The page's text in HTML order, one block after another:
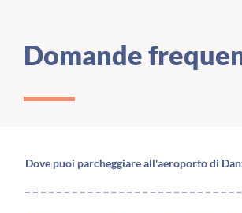
Domande
Dove puoi parcheggiare all'aeroporto di